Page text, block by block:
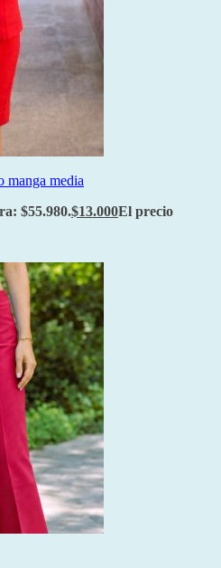
manga media
$55.980.$13.000El precio